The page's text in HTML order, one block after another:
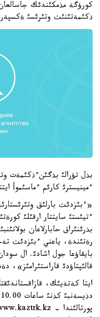
كورؤگة مذمكئندئك
ذكئمةتئنئث وتئرئسئ
بذل تؤرالئ بذگئنءذكئمةت
ءمينيسترئ كارئم ءماسئموأ
«ءبئزدئث بارلئق
ءتيئستئ سايتتار ارقئلئ
بذرئنئراق حابارلاعان
رةتئندة، ياعني ءبئزدئث
بايقاؤعا جول اشادئ. ال
قالئپتاؤدئ قاراستئرامئز»،
ايتا كةتةيئك،